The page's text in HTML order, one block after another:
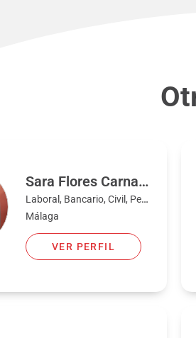
Sara Flores Carnacea
Laboral, Bancario, Civil, Penal, Extranjería y nacionalidad
Málaga
VER PERFIL